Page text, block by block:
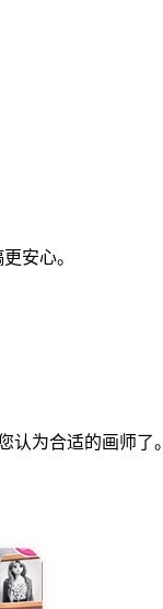
安心。
为合适的画师了